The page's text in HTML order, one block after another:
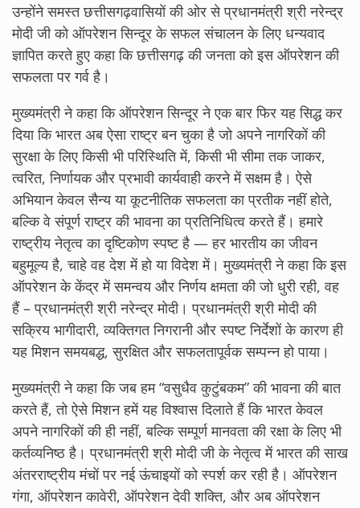
उन्होंने समस्त छत्तीसगढ़वासियों की ओर से प्रधानमंत्री श्री नरेन्द्र
मोदी जी को ऑपरेशन सिन्दूर के सफल संचालन के लिए धन्यवाद
ज्ञापित करते हुए कहा कि छत्तीसगढ़ की जनता को इस ऑपरेशन की
सफलता पर गर्व है।
मुख्यमंत्री ने कहा कि ऑपरेशन सिन्दूर ने एक बार फिर यह सिद्ध कर
दिया कि भारत अब ऐसा राष्ट्र बन चुका है जो अपने नागरिकों की
सुरक्षा के लिए किसी भी परिस्थिति में, किसी भी सीमा तक जाकर,
त्वरित, निर्णायक और प्रभावी कार्यवाही करने में सक्षम है। ऐसे
अभियान केवल सैन्य या कूटनीतिक सफलता का प्रतीक नहीं होते,
बल्कि वे संपूर्ण राष्ट्र की भावना का प्रतिनिधित्व करते हैं। हमारे
राष्ट्रीय नेतृत्व का दृष्टिकोण स्पष्ट है — हर भारतीय का जीवन
बहुमूल्य है, चाहे वह देश में हो या विदेश में। मुख्यमंत्री ने कहा कि इस
ऑपरेशन के केंद्र में समन्वय और निर्णय क्षमता की जो धुरी रही, वह
हैं – प्रधानमंत्री श्री नरेन्द्र मोदी। प्रधानमंत्री श्री मोदी की
सक्रिय भागीदारी, व्यक्तिगत निगरानी और स्पष्ट निर्देशों के कारण ही
यह मिशन समयबद्ध, सुरक्षित और सफलतापूर्वक सम्पन्न हो पाया।
मुख्यमंत्री ने कहा कि जब हम “वसुधैव कुटुंबकम” की भावना की बात
करते हैं, तो ऐसे मिशन हमें यह विश्वास दिलाते हैं कि भारत केवल
अपने नागरिकों की ही नहीं, बल्कि सम्पूर्ण मानवता की रक्षा के लिए भी
कर्तव्यनिष्ठ है। प्रधानमंत्री श्री मोदी जी के नेतृत्व में भारत की साख
अंतरराष्ट्रीय मंचों पर नई ऊंचाइयों को स्पर्श कर रही है। ऑपरेशन
गंगा, ऑपरेशन कावेरी, ऑपरेशन देवी शक्ति, और अब ऑपरेशन